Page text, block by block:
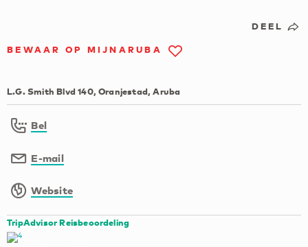
DEEL
BEWAAR OP MIJNARUBA
L.G. Smith Blvd 140, Oranjestad, Aruba
Bel
E-mail
Website
TripAdvisor Reisbeoordeling